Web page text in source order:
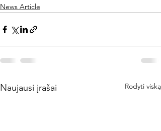
News Article
Naujausi įrašai Rodyti viską